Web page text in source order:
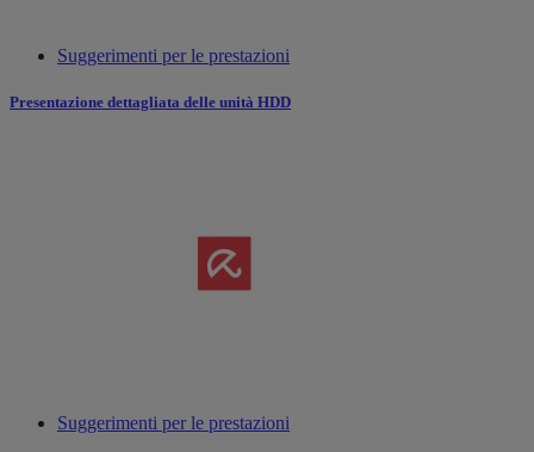
Suggerimenti per le prestazioni
Presentazione dettagliata delle unità HDD
Suggerimenti per le prestazioni